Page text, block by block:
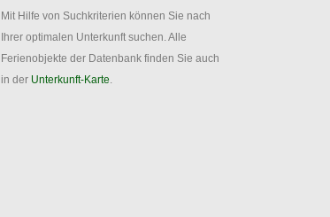
Mit Hilfe von Suchkriterien können Sie nach
Ihrer optimalen Unterkunft suchen. Alle
Ferienobjekte der Datenbank finden Sie auch
in der Unterkunft-Karte.